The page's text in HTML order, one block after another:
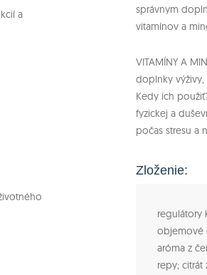
a
správnym
vitamínov a
VITAMÍNY A
doplnky
Kedy ich
fyzickej a
počas stresu a
Zloženie:
regulátory
objemové
aróma z
repy; citrát